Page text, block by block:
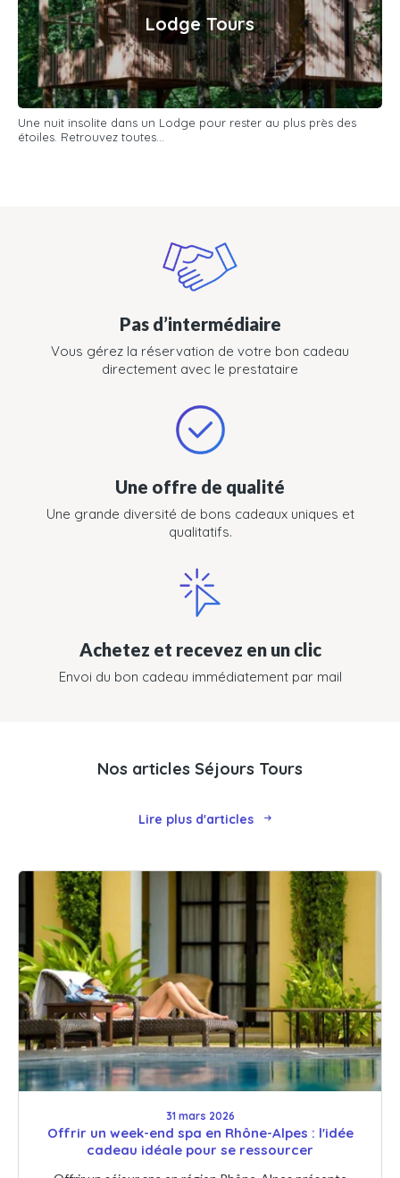
Lodge Tours
Une nuit insolite dans un Lodge pour rester au plus près des
étoiles. Retrouvez toutes...
Pas d’intermédiaire
Vous gérez la réservation de votre bon cadeau
directement avec le prestataire
Une offre de qualité
Une grande diversité de bons cadeaux uniques et
qualitatifs.
Achetez et recevez en un clic
Envoi du bon cadeau immédiatement par mail
Nos articles Séjours Tours
Lire plus d'articles
31 mars 2026
Offrir un week-end spa en Rhône-Alpes : l'idée
cadeau idéale pour se ressourcer